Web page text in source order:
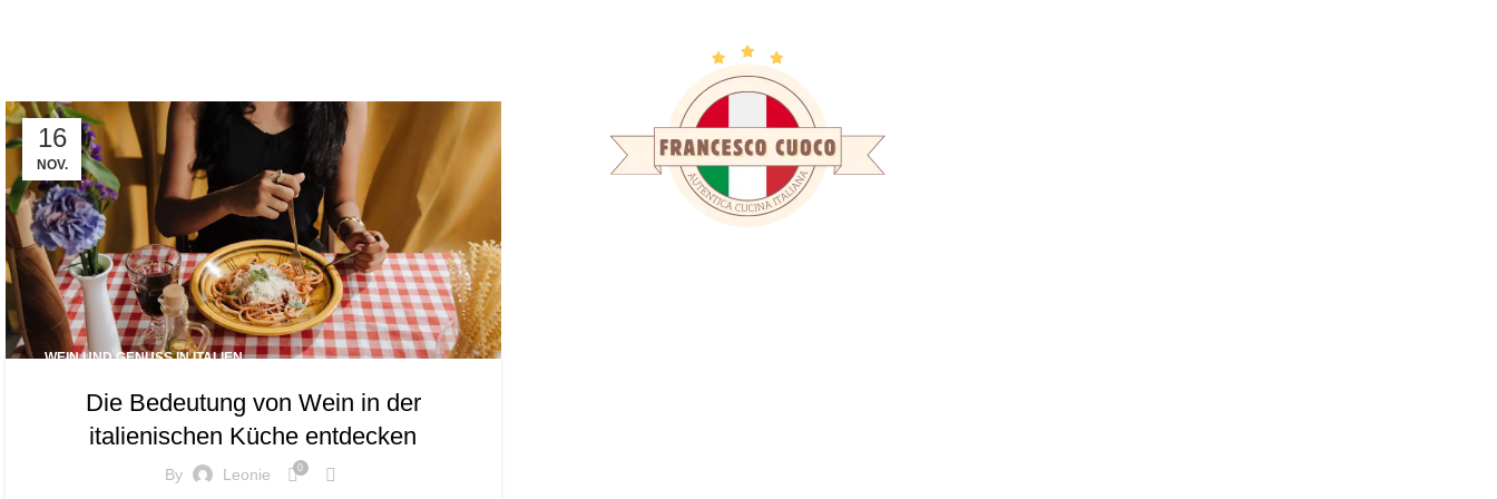
Tag Archives: regionale Weinküche
16
NOV.
WEIN UND GENUSS IN ITALIEN
Die Bedeutung von Wein in der
italienischen Küche entdecken
By Leonie 0